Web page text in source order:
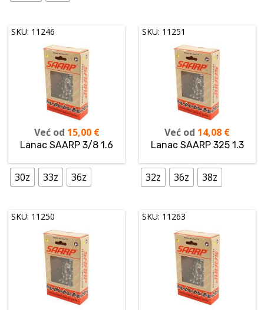
SKU: 11246
Već od 15,00 €
Lanac SAARP 3/8 1.6
30z 33z 36z
SKU: 11251
Već od 14,08 €
Lanac SAARP 325 1.3
32z 36z 38z
SKU: 11250 SKU: 11263